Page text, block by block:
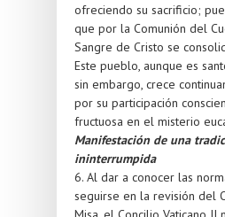
ofreciendo su sacrificio;
que por la Comunión del
Sangre de Cristo se
Este pueblo, aunque es
sin embargo, crece
por su participación
fructuosa en el misterio
Manifestación de una
ininterrumpida
6. Al dar a conocer las
seguirse en la revisión del